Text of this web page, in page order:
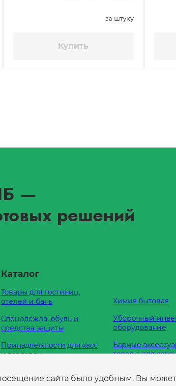
за штуку
Купить
—
решений
Каталог
Товары для гостиниц,
отелей и бань
Спецодежда, обувь и
средства защиты
Принадлежности для касс
и торговли
туалетных комнат
Химия бытовая
Уборочный
оборудование
Барные
товары для
принадлежности
сайта было удобным. Вы